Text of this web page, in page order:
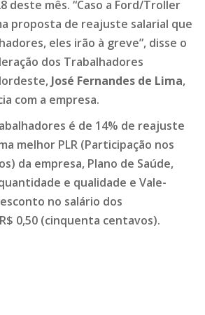
deste mês. “Caso a Ford/Troller
proposta de reajuste salarial que
eles irão à greve”, disse o
dos Trabalhadores
José Fernandes de Lima,
com a empresa.
é de 14% de reajuste
melhor PLR (Participação nos
da empresa, Plano de Saúde,
e qualidade e Vale-
no salário dos
0,50 (cinquenta centavos).